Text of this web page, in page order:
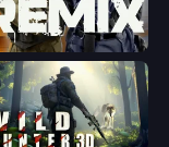
Assault Remix